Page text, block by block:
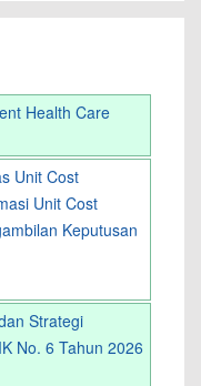
Health Care
Unit Cost
Unit Cost
Keputusan
Strategi
No. 6 Tahun 2026